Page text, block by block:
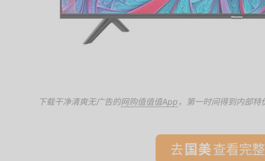
下载干净清爽无广告的网购值值值App ，第一时间得到内部特
去 查看完